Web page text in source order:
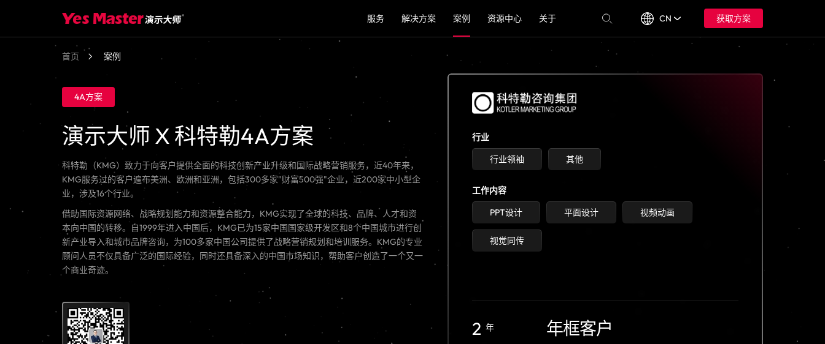
服务 解决方案 案例 资源中心 关于 CN 获取方案
首页 案例
4A方案
演示大师 X 科特勒4A方案
科特勒（KMG）致力于向客户提供全面的科技创新产业升级和国际战略营销服务，近40年来，
KMG服务过的客户遍布美洲、欧洲和亚洲，包括300多家"财富500强"企业，近200家中小型企
业，涉及16个行业。
借助国际资源网络、战略规划能力和资源整合能力，KMG实现了全球的科技、品牌、人才和资
本向中国的转移。自1999年进入中国后，KMG已为15家中国国家级开发区和8个中国城市进行创
新产业导入和城市品牌咨询，为100多家中国公司提供了战略营销规划和培训服务。KMG的专业
顾问人员不仅具备广泛的国际经验，同时还具备深入的中国市场知识，帮助客户创造了一个又一
个商业奇迹。
行业
行业领袖
其他
工作内容
PPT设计
平面设计 视频动画
视觉同传
2 年 年框客户